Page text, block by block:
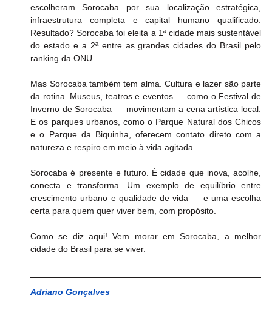
escolheram Sorocaba por sua localização estratégica,
infraestrutura completa e capital humano qualificado.
Resultado? Sorocaba foi eleita a 1ª cidade mais sustentável
do estado e a 2ª entre as grandes cidades do Brasil pelo
ranking da ONU.
Mas Sorocaba também tem alma. Cultura e lazer são parte
da rotina. Museus, teatros e eventos — como o Festival de
Inverno de Sorocaba — movimentam a cena artística local.
E os parques urbanos, como o Parque Natural dos Chicos
e o Parque da Biquinha, oferecem contato direto com a
natureza e respiro em meio à vida agitada.
Sorocaba é presente e futuro. É cidade que inova, acolhe,
conecta e transforma. Um exemplo de equilíbrio entre
crescimento urbano e qualidade de vida — e uma escolha
certa para quem quer viver bem, com propósito.
Como se diz aqui! Vem morar em Sorocaba, a melhor
cidade do Brasil para se viver.
Adriano Gonçalves